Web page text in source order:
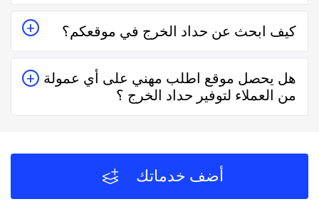
نعم حداد الخرج في موقع اطلب مهني ذو ثقة في التعامل
فكل الفنيين والشركات يتم تقييمهم من عملاء حقيقيين وهذا
يدل على جودة الخدمة.
كيف ابحث عن حداد الخرج في موقعكم؟
يُمكنك البحث عن حداد الخرج في موقعنا من خلال تحديد
المنطقة ثم تحديد المهنة وإختيار الفني الأقرب إليك والأفضل
تقييماً فموقع اطلب مهني يعتمد على تقييم الفنيين
والشركات من خلال العملاء بعد كل زيارة لهم.
هل يحصل موقع اطلب مهني على أي عمولة
من العملاء لتوفير حداد الخرج ؟
أضف خدماتك